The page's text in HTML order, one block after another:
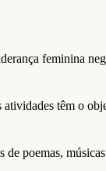
feminina
têm o
poemas,